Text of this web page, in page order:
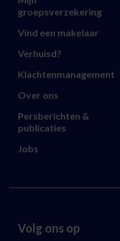
groepsverzekering
Vind een makelaar
Verhuisd?
Klachtenmanagement
Over ons
Persberichten &
publicaties
Jobs
Volg ons op